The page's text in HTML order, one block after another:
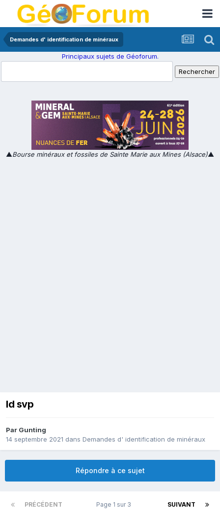
Demandes d' identification de minéraux
Principaux sujets de Géoforum.
▲Bourse minéraux et fossiles de Sainte Marie aux Mines (Alsace)▲
Id svp
Par Gunting
14 septembre 2021 dans Demandes d' identification de minéraux
Répondre à ce sujet
PRÉCÉDENT SUIVANT
Page 1 sur 3